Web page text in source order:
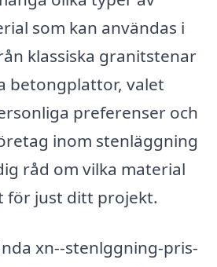
som kan användas i
klassiska granitstenar
betongplattor, valet
preferenser och
inom stenläggning
råd om vilka material
för just ditt projekt.
xn--stenlggning-pris-